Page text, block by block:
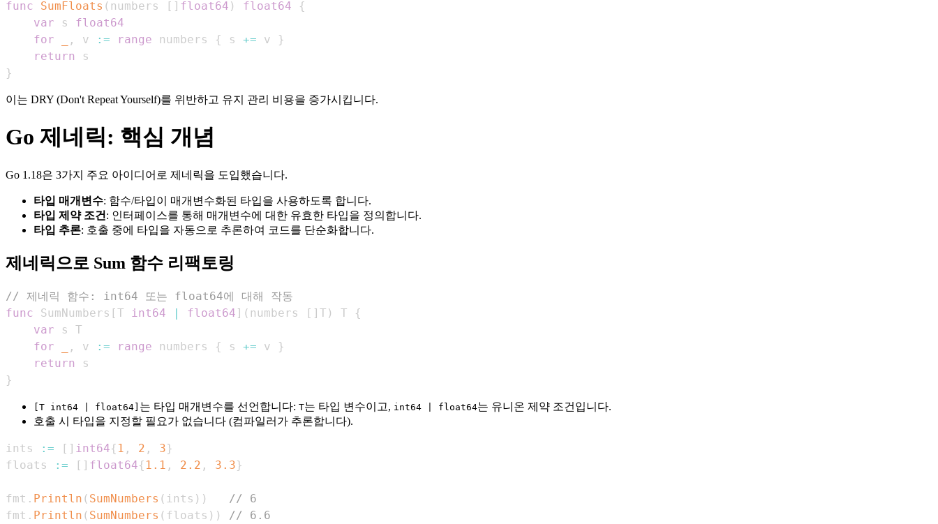
func
SumFloats ( numbers [ ] float64 ) float64
{
var s float64
for
, v := range numbers { s += v
}
return
}
이는 DRY (Don't Repeat Yourself)를 위반하고 유지 관리 비용을 증가시킵니다.
Go 제네릭: 핵심 개념
Go 1.18은 3가지 주요 아이디어로 제네릭을 도입했습니다.
타입 매개변수: 함수/타입이 매개변수화된 타입을 사용하도록 합니다.
타입 제약 조건 : 인터페이스를 통해 매개변수에 대한 유효한 타입을 정의합니다.
타입 추론: 호출 중에 타입을 자동으로 추론하여 코드를 단순화합니다.
제네릭으로 Sum 함수 리팩토링
// 제네릭 함수: int64 또는 float64에 대해 작동
func SumNumbers [T int64 | float64 ] ( numbers [ ] T ) T
{
var
for
, v := range numbers { s += v
}
return
}
[T int64 | float64] 는 타입 매개변수를 선언합니다: T는 타입 변수이고, int64 | float64는 유니온 제약 조건입니다.
호출 시 타입을 지정할 필요가 없습니다 (컴파일러가 추론합니다).
ints := [ ] int64{ 1 , 2 , 3}
floats
:= [ ] float64{ 1.1 , 2.2 , 3.3}
fmt . Println ( SumNumbers ( ints ) )
// 6
fmt . Println ( SumNumbers ( floats ) ) // 6.6